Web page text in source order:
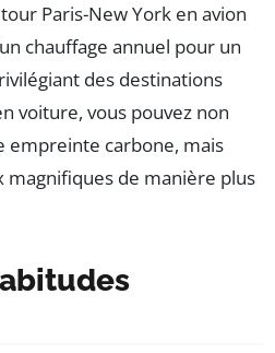
Paris-New York en avion
chauffage annuel pour un
des destinations
voiture, vous pouvez non
carbone, mais
magnifiques de manière plus